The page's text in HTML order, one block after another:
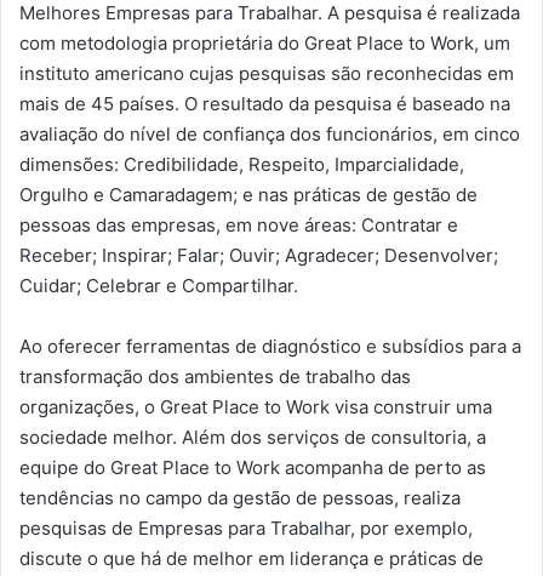
Melhores Empresas para Trabalhar. A pesquisa é realizada
com metodologia proprietária do Great Place to Work, um
instituto americano cujas pesquisas são reconhecidas em
mais de 45 países. O resultado da pesquisa é baseado na
avaliação do nível de confiança dos funcionários, em cinco
dimensões: Credibilidade, Respeito, Imparcialidade,
Orgulho e Camaradagem; e nas práticas de gestão de
pessoas das empresas, em nove áreas: Contratar e
Receber; Inspirar; Falar; Ouvir; Agradecer; Desenvolver;
Cuidar; Celebrar e Compartilhar.
Ao oferecer ferramentas de diagnóstico e subsídios para a
transformação dos ambientes de trabalho das
organizações, o Great Place to Work visa construir uma
sociedade melhor. Além dos serviços de consultoria, a
equipe do Great Place to Work acompanha de perto as
tendências no campo da gestão de pessoas, realiza
pesquisas de Empresas para Trabalhar, por exemplo,
discute o que há de melhor em liderança e práticas de